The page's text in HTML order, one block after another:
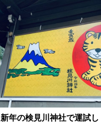
新年の検見川神社で運試し